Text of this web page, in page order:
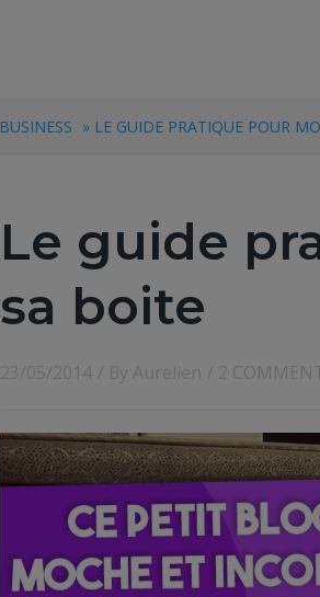
BUSINESS » LE GUIDE PRATIQUE POUR
Le guide
sa boite
23/05/2014 / By Aurelien / 2